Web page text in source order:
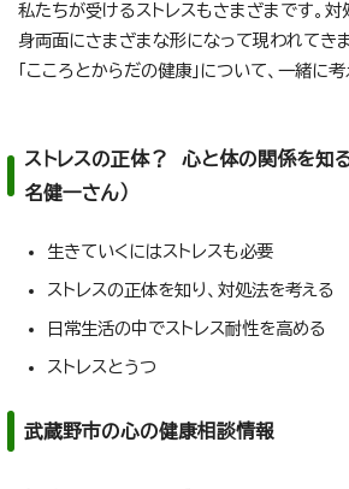
私たちが受けるストレスもさまざまです。
身両面にさまざまな形になって現われてきま
「こころとからだの健康」について、一緒に考
ストレスの正体？ 心と体の関係を知
名健一さん）
生きていくにはストレスも必要
ストレスの正体を知り、対処法を考える
日常生活の中でストレス耐性を高める
ストレスとうつ
武蔵野市の心の健康相談情報